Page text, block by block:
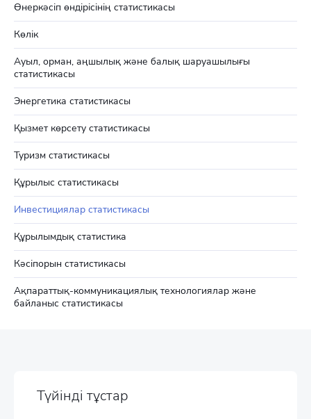
Өнеркәсіп өндірісінің статистикасы
Көлік
Ауыл, орман, аңшылық және балық шаруашылығы
статистикасы
Энергетика статистикасы
Қызмет көрсету статистикасы
Туризм статистикасы
Құрылыс статистикасы
Инвестициялар статистикасы
Құрылымдық статистика
Кәсіпорын статистикасы
Ақпараттық-коммуникациялық технологиялар және
байланыс статистикасы
Түйінді тұстар